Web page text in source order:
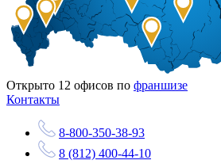
Открыто 12 офисов по франшизе
Контакты
8-800-350-38-93
8 (812) 400-44-10